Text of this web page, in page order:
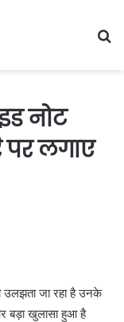
नोट
लगाए
उलझता जा रहा है उनके
बड़ा खुलासा हुआ है